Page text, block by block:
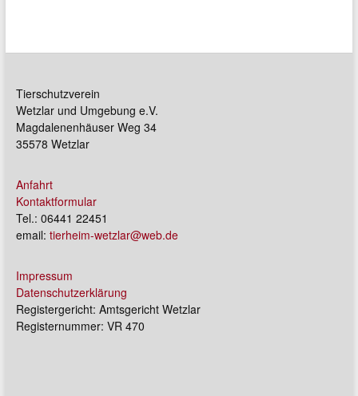
Tierschutzverein
Wetzlar und Umgebung e.V.
Magdalenenhäuser Weg 34
35578 Wetzlar
Anfahrt
Kontaktformular
Tel.: 06441 22451
email: tierheim-wetzlar@web.de
Impressum
Datenschutzerklärung
Registergericht: Amtsgericht Wetzlar
Registernummer: VR 470